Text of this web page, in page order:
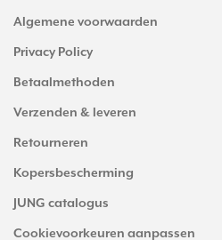
Algemene voorwaarden
Privacy Policy
Betaalmethoden
Verzenden & leveren
Retourneren
Kopersbescherming
JUNG catalogus
Cookievoorkeuren aanpassen